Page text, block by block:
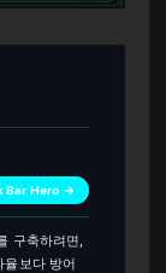
Bar Hero →
구축하려면,
보다 방어